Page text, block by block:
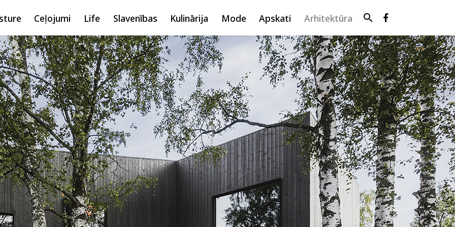
Ceļojumi Life Slavenības Kulinārija Mode Apskati Arhitektūra search